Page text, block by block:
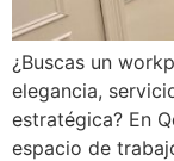
¿Buscas un
elegancia,
estratégica? En
espacio de